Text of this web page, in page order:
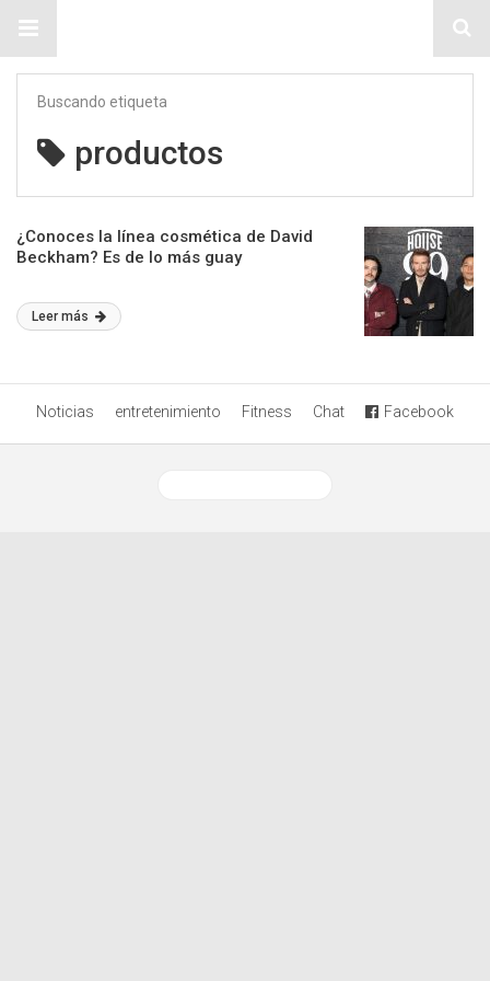
Buscando etiqueta
productos
¿Conoces la línea cosmética de David
Beckham? Es de lo más guay
Leer más
Noticias entretenimiento Fitness Chat Facebook